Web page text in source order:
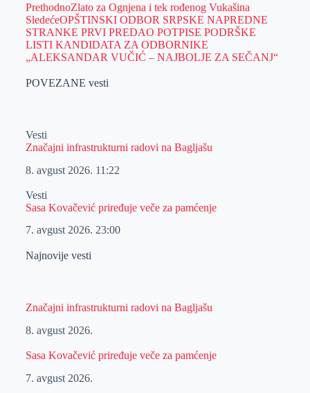
PrethodnoZlato za Ognjena i tek rođenog Vukašina
SledećeOPŠTINSKI ODBOR SRPSKE NAPREDNE
STRANKE PRVI PREDAO POTPISE PODRŠKE
LISTI KANDIDATA ZA ODBORNIKE
„ALEKSANDAR VUČIĆ – NAJBOLJE ZA SEČANJ“
POVEZANE vesti
Vesti
Značajni infrastrukturni radovi na Bagljašu
8. avgust 2026. 11:22
Vesti
Sasa Kovačević priređuje veče za pamćenje
7. avgust 2026. 23:00
Najnovije vesti
Značajni infrastrukturni radovi na Bagljašu
8. avgust 2026.
Sasa Kovačević priređuje veče za pamćenje
7. avgust 2026.